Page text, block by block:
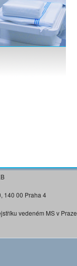
140 00 Praha 4
vedeném MS v Praze